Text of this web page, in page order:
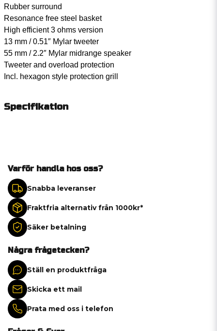
Rubber surround
Resonance free steel basket
High efficient 3 ohms version
13 mm / 0.51″ Mylar tweeter
55 mm / 2.2″ Mylar midrange speaker
Tweeter and overload protection
Incl. hexagon style protection grill
Specifikation
Varför handla hos oss?
Snabba leveranser
Fraktfria alternativ från 1000kr*
Säker betalning
Några frågetecken?
Ställ en produktfråga
Skicka ett mail
Prata med oss i telefon